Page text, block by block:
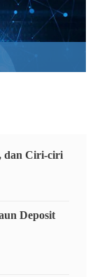
dan Ciri-ciri
Deposit